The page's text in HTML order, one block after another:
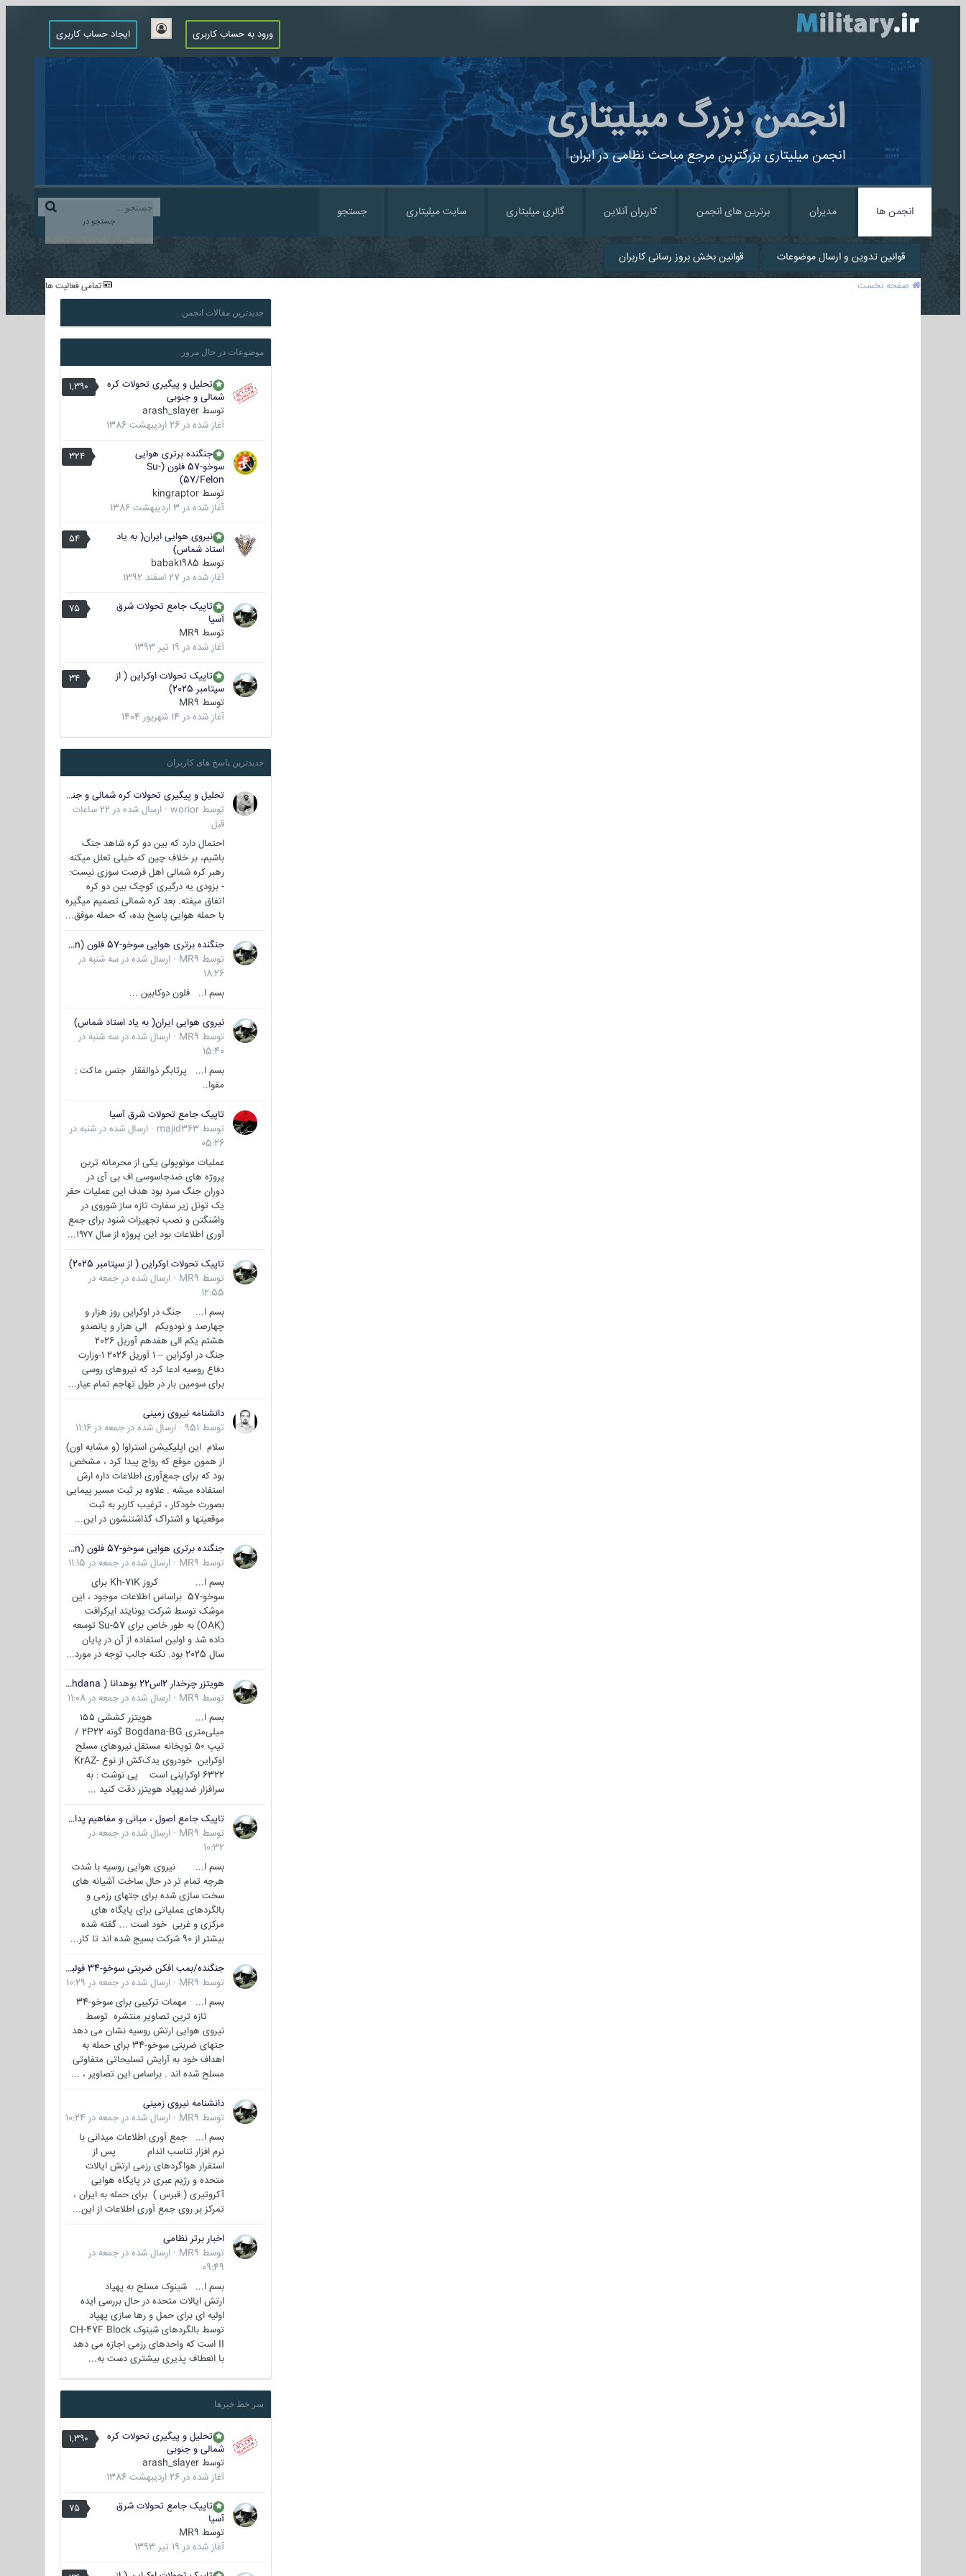
ورود به حساب کاربری ایجاد حساب کاربری
انجمن بزرگ میلیتاری
انجمن میلیتاری بزرگترین مرجع مباحث نظامی در ایران
جستجو در
انجمن ها مدیران برترین های انجمن کاربران آنلاین گالری میلیتاری سایت میلیتاری جستجو
قوانین تدوین و ارسال موضوعات قوانین بخش بروز رسانی کاربران
تمامی فعالیت ها صفحه نخست
جدیدترین مقالات انجمن
موضوعات در حال مرور
1,390
تحلیل و پیگیری تحولات کره
شمالی و جنوبی
توسط arash_slayer
آغاز شده در 26 اردیبهشت 1386
324
جنگنده برتری هوایی
سوخو-57 فلون (Su-
57/Felon)
توسط kingraptor
آغاز شده در 3 اردیبهشت 1386
54
نیروی هوایی ایران( به یاد
استاد شماس)
توسط babak1985
آغاز شده در 27 اسفند 1392
75
تاپیک جامع تحولات شرق
آسیا
توسط MR9
آغاز شده در 19 تیر 1393
34
تاپیک تحولات اوکراین ( از
سپتامبر 2025)
توسط MR9
آغاز شده در 14 شهریور 1404
جدیدترین پاسخ های کاربران
تحلیل و پیگیری تحولات کره شمالی و جنوبی
توسط worior
· ارسال شده در
22 ساعات
قبل
احتمال دارد که بین دو کره شاهد جنگ
باشیم، بر خلاف چین که خیلی تعلل میکنه
رهبر کره شمالی اهل فرصت سوزی نیست:
- بزودی یه درگیری کوچک بین دو کره
اتفاق میفته. بعد کره شمالی تصمیم میگیره
با حمله هوایی پاسخ بده، که حمله موفق...
جنگنده برتری هوایی سوخو-57 فلون (Su-57/Felon)
توسط MR9
· ارسال شده در سه شنبه در
18:26
بسم ا.. فلون دوکابین ...
نیروی هوایی ایران( به یاد استاد شماس)
توسط MR9
· ارسال شده در سه شنبه در
15:40
بسم ا... پرتابگر ذوالفقار جنس ماکت :
مقوا..
تاپیک جامع تحولات شرق آسیا
توسط majid363
· ارسال شده در شنبه در
05:26
عملیات مونوپولی یکی از محرمانه ترین
پروژه های ضدجاسوسی اف بی آی در
دوران جنگ سرد بود هدف این عملیات حفر
یک تونل زیر سفارت تازه ساز شوروی در
واشنگتن و نصب تجهیزات شنود برای جمع
آوری اطلاعات بود این پروژه از سال ۱۹۷۷...
تاپیک تحولات اوکراین ( از سپتامبر 2025)
توسط MR9
· ارسال شده در جمعه در
12:55
بسم ا... جنگ در اوکراین روز هزار و
چهارصد و نودویکم الی هزار و پانصدو
هشتم یکم الی هفدهم آوریل 2026
جنگ در اوکراین – 1 آوریل 2026 1-وزارت
دفاع روسیه ادعا کرد که نیروهای روسی
برای سومین بار در طول تهاجم تمام عیار...
دانشنامه نیروی زمینی
توسط 951
· ارسال شده در جمعه در 11:16
سلام این اپلیکیشن استراوا (و مشابه اون)
از همون موقع که رواج پیدا کرد ، مشخص
بود که برای جمع‌آوری اطلاعات داره ارش
استفاده میشه . علاوه بر ثبت مسیر پیمایی
بصورت خودکار ، ترغیب کاربر به ثبت
موقعیتها و اشتراک‌ گذاشتنشون در این...
جنگنده برتری هوایی سوخو-57 فلون (Su-57/Felon)
توسط MR9
· ارسال شده در جمعه در 11:15
بسم ا... کروز Kh-71K برای
سوخو-57 براساس اطلاعات موجود ، این
موشک توسط شرکت یونایتد ایرکرافت
(OAK) به طور خاص برای Su-57 توسعه
داده شد و اولین استفاده از آن در پایان
سال 2025 بود. نکته جالب توجه در مورد...
هویتزر چرخدار 2اس22 بوهدانا ( wheeled howitzer 2S22 Bohdana )
توسط MR9
· ارسال شده در جمعه در 11:08
بسم ا... هویتزر کششی ۱۵۵
میلی‌متری Bogdana-BG گونه 2P22 /
تیپ ۵۰ توپخانه مستقل نیروهای مسلح
اوکراین خودروی یدک‌کش از نوع KrAZ-
6322 اوکراینی است پی نوشت : به
سرافزار ضدپهپاد هویتزر دقت کنید ...
تاپیک جامع اصول ، مبانی و مفاهیم پدافند غیر عامل
توسط MR9
· ارسال شده در جمعه در
10:32
بسم ا... نیروی هوایی روسیه با شدت
هرچه تمام تر در حال ساخت آشیانه های
سخت سازی شده برای جتهای رزمی و
بالگردهای عملیاتی برای پایگاه های
مرکزی و غربی خود است ... گفته شده
بیشتر از 90 شرکت بسیج شده اند تا کار...
جنگنده/بمب افکن ضربتی سوخو-34 فولبک ( Sukhoi Su-34/Fullback)
توسط MR9
· ارسال شده در جمعه در 10:29
بسم ا... مهمات ترکیبی برای سوخو-34
تازه ترین تصاویر منتشره توسط
نیروی هوایی ارتش روسیه نشان می دهد
جتهای ضربتی سوخو-34 برای حمله به
اهداف خود به آرایش تسلیحاتی متفاوتی
مسلح شده اند . براساس این تصاویر ، ...
دانشنامه نیروی زمینی
توسط MR9
· ارسال شده در جمعه در 10:24
بسم ا... جمع آوری اطلاعات میدانی با
نرم افزار تناسب اندام پس از
استقرار هواگردهای رزمی ارتش ایالات
متحده و رژیم عبری در پایگاه هوایی
آکروتیری ( قبرس ) برای حمله به ایران ،
تمرکز بر روی جمع آوری اطلاعات از این...
اخبار برتر نظامی
توسط MR9
· ارسال شده در جمعه در
09:49
بسم ا... شینوک مسلح به پهپاد
ارتش ایالات متحده در حال بررسی ایده
اولیه ای برای حمل و رها سازی پهپاد
توسط بالگردهای شینوک CH-47F Block
II است که واحدهای رزمی اجازه می دهد
با انعطاف پذیری بیشتری دست به...
سر خط خبرها
1,390
تحلیل و پیگیری تحولات کره
شمالی و جنوبی
توسط arash_slayer
آغاز شده در 26 اردیبهشت 1386
75
تاپیک جامع تحولات شرق
آسیا
توسط MR9
آغاز شده در 19 تیر 1393